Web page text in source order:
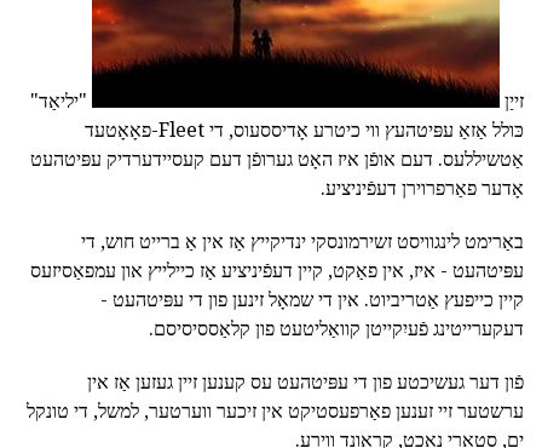
זייַן
"יליאַד"
כּולל אַזאַ עפּיטהעץ ווי כיטרע אָדיססעוס, די Fleet-פאָאָטעד
אַטשיללעס. דעם אופֿן איז האָט גערופֿן דעם קעסיידערדיק עפּיטהעט
אָדער פאַרפרוירן דעפֿיניציע.
באַרימט לינגוויסט זשירמונסקי ינדיקייץ אַז אין אַ ברייט חוש, די
עפּיטהעט - איז, אין פאַקט, קיין דעפֿיניציע אַז כיילייץ און עמפאַסיזעס
קיין כייפעץ אַטריביוט. אין די שמאָל זינען פון די עפּיטהעט -
דעקערייטינג פֿעיִקייטן קוואַליטעט פון קלאַססיסיסם.
פֿון דער געשיכטע פון די עפּיטהעט עס קענען זיין געזען אַז אין
ערשטער זיי זענען פאַרפעסטיקט אין זיכער ווערטער, למשל, די טונקל
ים, סטאַרי נאַכט, קראַונד ווירע.